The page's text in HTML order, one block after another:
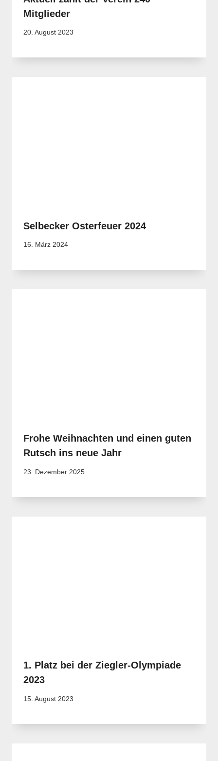
Mitglieder
20. August 2023
Selbecker Osterfeuer 2024
16. März 2024
Frohe Weihnachten und einen guten
Rutsch ins neue Jahr
23. Dezember 2025
1. Platz bei der Ziegler-Olympiade
2023
15. August 2023